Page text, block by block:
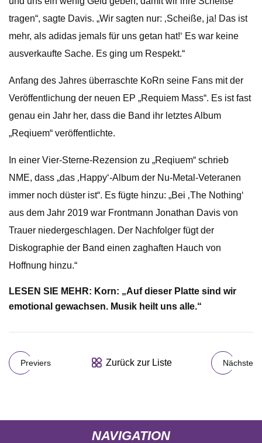
tragen“, sagte Davis. „Wir sagten nur: ‚Scheiße, ja! Das ist
mehr, als adidas jemals für uns getan hat!‘ Es war keine
ausverkaufte Sache. Es ging um Respekt.“
Anfang des Jahres überraschte KoRn seine Fans mit der
Veröffentlichung der neuen EP „Requiem Mass“. Es ist fast
genau ein Jahr her, dass die Band ihr letztes Album
„Reqiuem“ veröffentlichte.
In einer Vier-Sterne-Rezension zu „Reqiuem“ schrieb
NME, dass „das ‚Happy‘-Album der Nu-Metal-Veteranen
immer noch düster ist“. Es fügte hinzu: „Bei ‚The Nothing‘
aus dem Jahr 2019 war Frontmann Jonathan Davis von
Trauer niedergeschlagen. Der Nachfolger fügt der
Diskographie der Band einen zaghaften Hauch von
Hoffnung hinzu.“
LESEN SIE MEHR: Korn: „Auf dieser Platte sind wir
emotional gewachsen. Musik heilt uns alle.“
Previers Zurück zur Liste Nächste
NAVIGATION